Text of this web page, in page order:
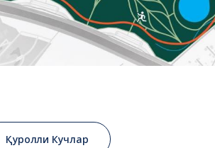
Қуролли Кучлар